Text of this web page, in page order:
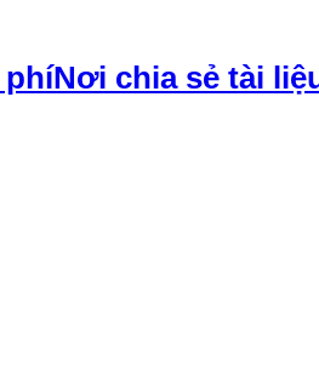
Nơi chia sẻ tài